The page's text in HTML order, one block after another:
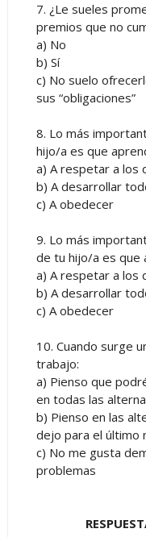
7. ¿Le sueles
premios que no
a) No
b) Sí
c) No suelo
sus “obligaciones”
8. Lo más
hijo/a es que
a) A respetar a los
b) A desarrollar
c) A obedecer
9. Lo más
de tu hijo/a es que
a) A respetar a los
b) A desarrollar
c) A obedecer
10. Cuando surge
trabajo:
a) Pienso que
en todas las
b) Pienso en las
dejo para el último
c) No me gusta
problemas